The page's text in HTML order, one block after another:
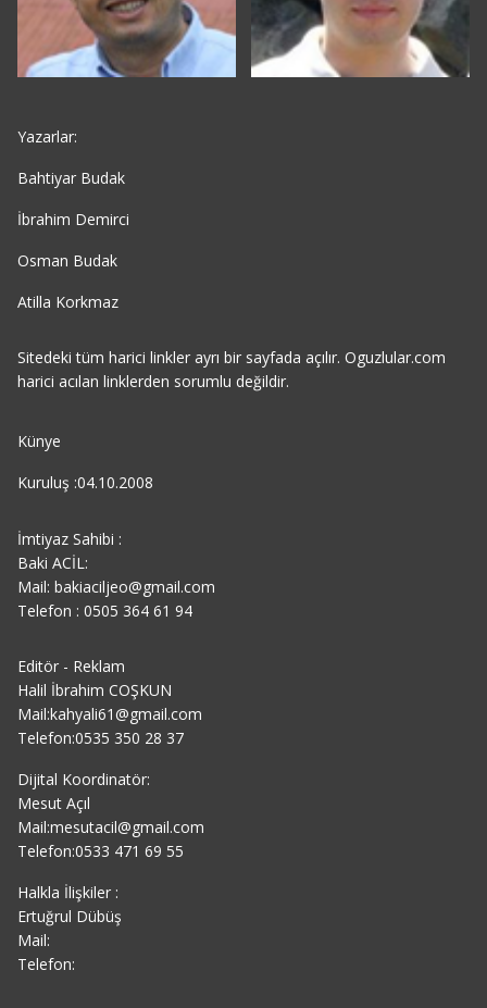
Yazarlar:
Bahtiyar Budak
İbrahim Demirci
Osman Budak
Atilla Korkmaz
Sitedeki tüm harici linkler ayrı bir sayfada açılır. Oguzlular.com
harici acılan linklerden sorumlu değildir.
Künye
Kuruluş :04.10.2008
İmtiyaz Sahibi :
Baki ACİL:
Mail: bakiaciljeo@gmail.com
Telefon : 0505 364 61 94
Editör - Reklam
Halil İbrahim COŞKUN
Mail:kahyali61@gmail.com
Telefon:0535 350 28 37
Dijital Koordinatör:
Mesut Açıl
Mail:mesutacil@gmail.com
Telefon:0533 471 69 55
Halkla İlişkiler :
Ertuğrul Dübüş
Mail:
Telefon: